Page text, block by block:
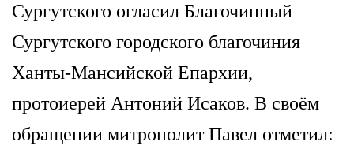
Сургутского огласил Благочинный
Сургутского городского благочиния
Ханты-Мансийской Епархии,
протоиерей Антоний Исаков. В своём
обращении митрополит Павел отметил: